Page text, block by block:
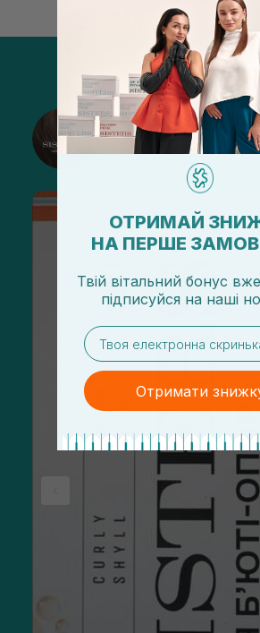
@sisters_stelmakh в
Підписатися
ОТРИМАЙ
НА ПЕРШЕ
Твій вітальний бонус
підписуйся на наші
email
Отримати